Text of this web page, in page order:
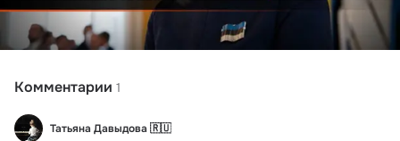
Комментарии 1
Татьяна Давыдова 🇷🇺